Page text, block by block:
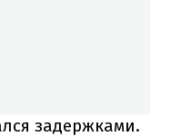
задержками.